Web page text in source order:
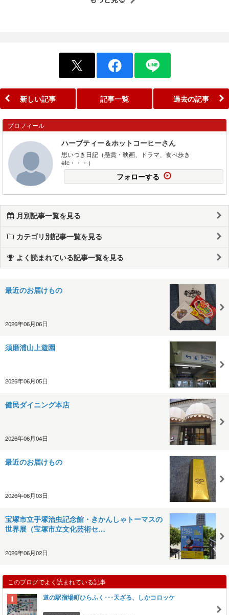
新しい記事 記事一覧 過去の記事
プロフィール
ハーブティー＆ホットコーヒーさん
思いつき日記（懸賞・映画、ドラマ、食べ歩き
etc・・・）
フォローする
月別記事一覧を見る
カテゴリ別記事一覧を見る
よく読まれている記事一覧を見る
最近のお届けもの
2026年06月06日
須磨浦山上遊園
2026年06月05日
健民ダイニング本店
2026年06月04日
最近のお届けもの
2026年06月03日
宝塚市立手塚治虫記念館・きかんしゃトーマスの
世界展（宝塚市立文化芸術セ…
2026年06月02日
このブログでよく読まれている記事
道の駅宿場町ひらふく･･･天ざる、しかコロッケ